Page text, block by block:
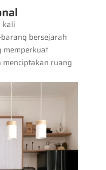
kali
bersejarah
memperkuat
ruang